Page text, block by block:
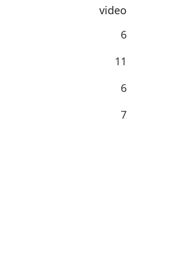
video
6
11
6
7